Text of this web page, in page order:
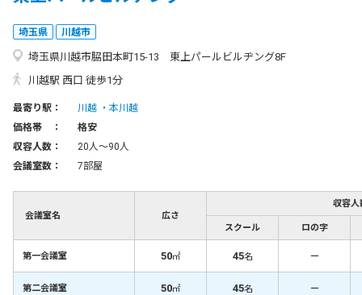
埼玉県 川越市
埼玉県川越市脇田本町15-13 東上パールビルヂング8F
川越駅 西口 徒歩1分
最寄り駅： 川越
本川越
価格帯 ：
格安
収容人数：
20人〜90人
会議室数：
7部屋
会議室名 広さ
収容人
スクール ロの字
第一会議室 50㎡ 45名 －
第二会議室 50㎡ 45名 －